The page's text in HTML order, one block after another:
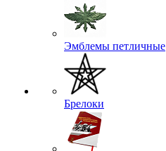
Эмблемы петличные
Брелоки